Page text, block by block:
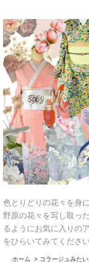
色とりどりの花々を身
野原の花々を写し取っ
るようにお気に入りの
をひらいてみてくださ
ホーム > コラージュみた